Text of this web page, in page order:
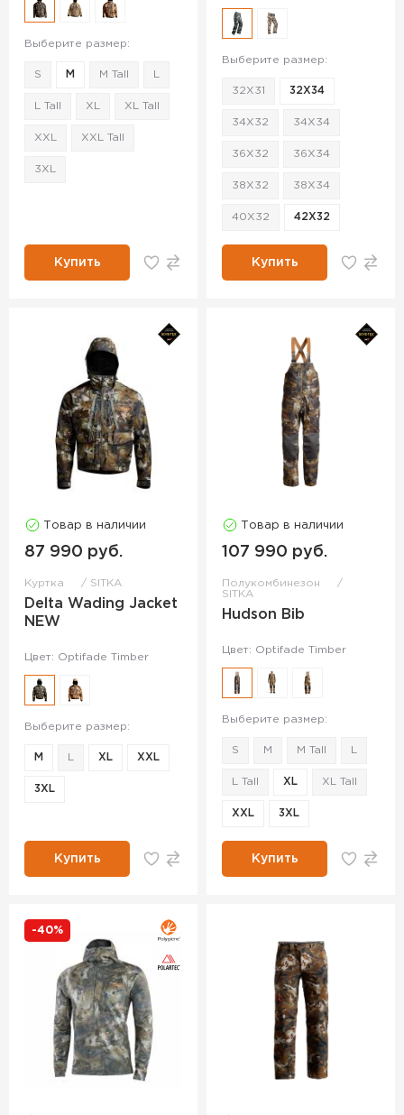
Выберите размер:
S M M Tall
L Tall XL XL Tall
XXL XXL Tall
3XL
Купить
Выберите размер:
32X31 32X34
34X32 34X34
36X32 36X34
38X32 38X34
40X32 42X32
Купить
Товар в наличии
87 990 руб.
Куртка SITKA
Delta Wading Jacket
NEW
Цвет: Optifade Timber
Выберите размер:
M XL XXL
3XL
Купить
Товар в наличии
107 990 руб.
Полукомбинезон
SITKA
Hudson Bib
Цвет: Optifade Timber
Выберите размер:
S M M Tall
L Tall XL XL Tall
XXL 3XL
Купить
-40%